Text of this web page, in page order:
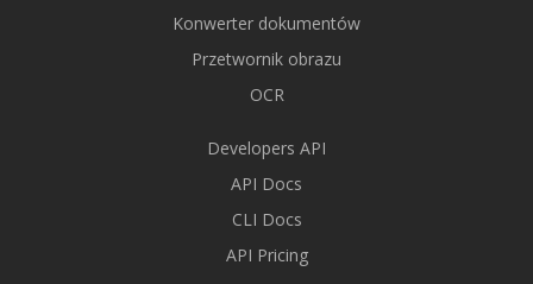
Konwerter dokumentów
Przetwornik obrazu
OCR
Developers API
API Docs
CLI Docs
API Pricing